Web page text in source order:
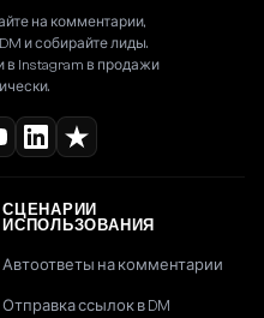
на комментарии,
и собирайте лиды.
в Instagram в продажи
СЦЕНАРИИ
ИСПОЛЬЗОВАНИЯ
Автоответы на комментарии
Отправка ссылок в DM